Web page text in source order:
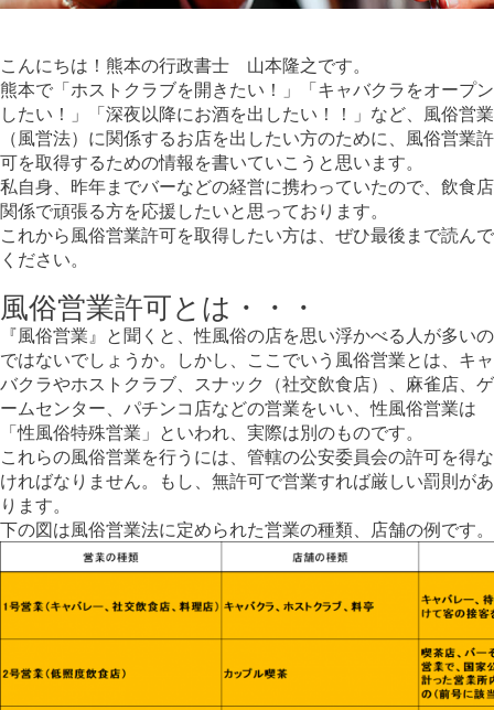
こんにちは！熊本の行政書士 山本隆之です。
熊本で「ホストクラブを開きたい！」「キャバクラをオープン
したい！」「深夜以降にお酒を出したい！！」など、風俗営業
（風営法）に関係するお店を出したい方のために、風俗営業許
可を取得するための情報を書いていこうと思います。
私自身、昨年までバーなどの経営に携わっていたので、飲食店
関係で頑張る方を応援したいと思っております。
これから風俗営業許可を取得したい方は、ぜひ最後まで読んで
ください。
風俗営業許可とは・・・
『風俗営業』と聞くと、性風俗の店を思い浮かべる人が多いの
ではないでしょうか。しかし、ここでいう風俗営業とは、キャ
バクラやホストクラブ、スナック（社交飲食店）、麻雀店、ゲ
ームセンター、パチンコ店などの営業をいい、性風俗営業は
「性風俗特殊営業」といわれ、実際は別のものです。
これらの風俗営業を行うには、管轄の公安委員会の許可を得な
ければなりません。もし、無許可で営業すれば厳しい罰則があ
ります。
下の図は風俗営業法に定められた営業の種類、店舗の例です。